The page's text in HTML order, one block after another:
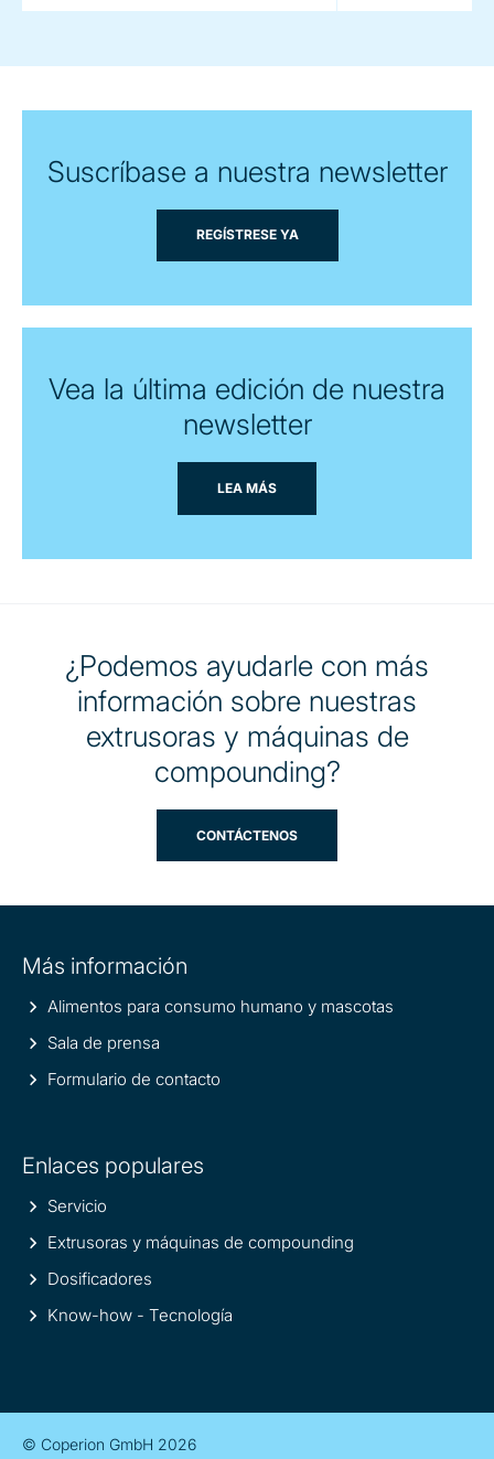
Suscríbase a nuestra newsletter
REGÍSTRESE YA
Vea la última edición de nuestra
newsletter
LEA MÁS
¿Podemos ayudarle con más
información sobre nuestras
extrusoras y máquinas de
compounding?
CONTÁCTENOS
information
Más información
Alimentos para consumo humano y mascotas
Sala de prensa
Formulario de contacto
Enlaces populares
Servicio
Extrusoras y máquinas de compounding
Dosificadores
Know-how - Tecnología
© Coperion GmbH 2026